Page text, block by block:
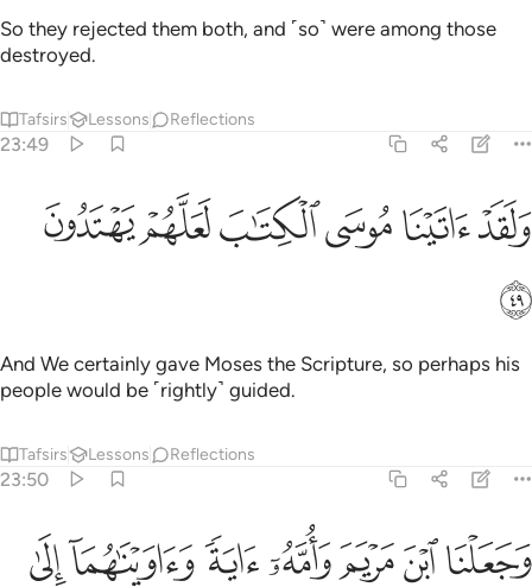
So they rejected them both, and ˹so˺ were among those
destroyed.
Tafsirs Lessons Reflections
23:49
ولقد اتينا موسى الكتاب لعلهم يهتدون ٤٩
وَلَقَدْ ءَاتَيْنَا مُوسَى ٱلْكِتَـٰبَ لَعَلَّهُمْ يَهْتَدُونَ ٤٩
ﱾﱿﲀﲁﲂﲃ
ﲄ
And We certainly gave Moses the Scripture, so perhaps his
people would be ˹rightly˺ guided.
Tafsirs Lessons Reflections
23:50
وجعلنا ابن مريم وامه اية واويناهما الى ربوة ذات قرار ومعين ٥٠
وَجَعَلْنَا ٱبْنَ مَرْيَمَ وَأُمَّهُۥٓ ءَايَةًۭ وَءَاوَيْنَـٰهُمَآ إِلَىٰ رَبْوَةٍۢ ذَاتِ قَرَارٍۢ
ﲅﲆﲇﲈﲉﲊﲋ